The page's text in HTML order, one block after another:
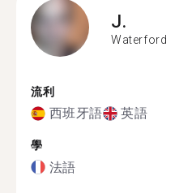
J.
Waterford
流利
西班牙語 英語
學
法語